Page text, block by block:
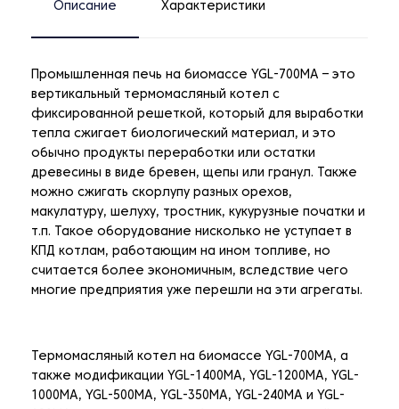
Описание Характеристики
Промышленная печь на биомассе YGL-700MA – это
вертикальный термомасляный котел с
фиксированной решеткой, который для выработки
тепла сжигает биологический материал, и это
обычно продукты переработки или остатки
древесины в виде бревен, щепы или гранул. Также
можно сжигать скорлупу разных орехов,
макулатуру, шелуху, тростник, кукурузные початки и
т.п. Такое оборудование нисколько не уступает в
КПД котлам, работающим на ином топливе, но
считается более экономичным, вследствие чего
многие предприятия уже перешли на эти агрегаты.
Термомасляный котел на биомассе YGL-700MA, а
также модификации YGL-1400MA, YGL-1200MA, YGL-
1000MA, YGL-500MA, YGL-350MA, YGL-240MA и YGL-